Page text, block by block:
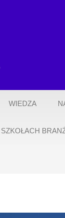
WIEDZA